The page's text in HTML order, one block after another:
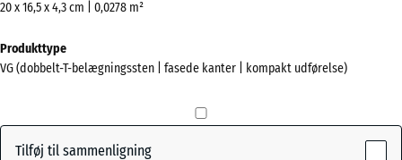
om
farverne?
Vis
Murstenrød(active)
20 x 16,5 x 4,3 cm | 0,0278 m²
Produkttype
VG (dobbelt-T-belægningssten | fasede kanter | kompakt udførelse)
Tilføj til sammenligning